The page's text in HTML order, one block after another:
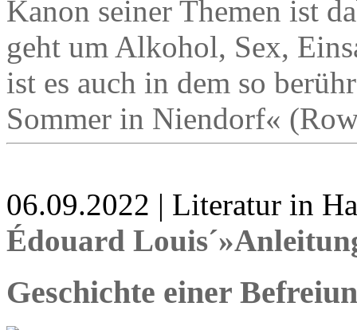
Kanon seiner Themen ist
geht um Alkohol, Sex,
ist es auch in dem so
Sommer in Niendorf«
06.09.2022 | Literatur in
Édouard
Geschichte einer